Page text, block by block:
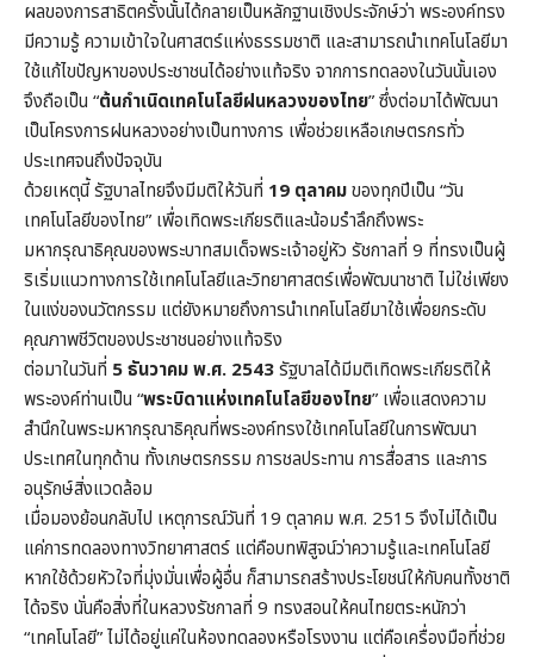
ผลของการสาธิตครั้งนั้นได้กลายเป็นหลักฐานเชิงประจักษ์ว่า พระองค์ทรง
มีความรู้ ความเข้าใจในศาสตร์แห่งธรรมชาติ และสามารถนำเทคโนโลยีมา
ใช้แก้ไขปัญหาของประชาชนได้อย่างแท้จริง จากการทดลองในวันนั้นเอง
จึงถือเป็น “ต้นกำเนิดเทคโนโลยีฝนหลวงของไทย” ซึ่งต่อมาได้พัฒนา
เป็นโครงการฝนหลวงอย่างเป็นทางการ เพื่อช่วยเหลือเกษตรกรทั่ว
ประเทศจนถึงปัจจุบัน
ด้วยเหตุนี้ รัฐบาลไทยจึงมีมติให้วันที่ 19 ตุลาคมของทุกปีเป็น “วัน
เทคโนโลยีของไทย” เพื่อเทิดพระเกียรติและน้อมรำลึกถึงพระ
มหากรุณาธิคุณของพระบาทสมเด็จพระเจ้าอยู่หัว รัชกาลที่ 9 ที่ทรงเป็นผู้
ริเริ่มแนวทางการใช้เทคโนโลยีและวิทยาศาสตร์เพื่อพัฒนาชาติ ไม่ใช่เพียง
ในแง่ของนวัตกรรม แต่ยังหมายถึงการนำเทคโนโลยีมาใช้เพื่อยกระดับ
คุณภาพชีวิตของประชาชนอย่างแท้จริง
ต่อมาในวันที่ 5 ธันวาคม พ.ศ. 2543รัฐบาลได้มีมติเทิดพระเกียรติให้
พระองค์ท่านเป็น “พระบิดาแห่งเทคโนโลยีของไทย” เพื่อแสดงความ
สำนึกในพระมหากรุณาธิคุณที่พระองค์ทรงใช้เทคโนโลยีในการพัฒนา
ประเทศในทุกด้าน ทั้งเกษตรกรรม การชลประทาน การสื่อสาร และการ
อนุรักษ์สิ่งแวดล้อม
เมื่อมองย้อนกลับไป เหตุการณ์วันที่ 19 ตุลาคม พ.ศ. 2515 จึงไม่ได้เป็น
แค่การทดลองทางวิทยาศาสตร์ แต่คือบทพิสูจน์ว่าความรู้และเทคโนโลยี
หากใช้ด้วยหัวใจที่มุ่งมั่นเพื่อผู้อื่น ก็สามารถสร้างประโยชน์ให้กับคนทั้งชาติ
ได้จริง นั่นคือสิ่งที่ในหลวงรัชกาลที่ 9 ทรงสอนให้คนไทยตระหนักว่า
“เทคโนโลยี” ไม่ได้อยู่แค่ในห้องทดลองหรือโรงงาน แต่คือเครื่องมือที่ช่วย